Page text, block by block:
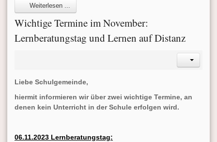
Weiterlesen ...
Wichtige Termine im November:
Lernberatungstag und Lernen auf Distanz
Liebe Schulgemeinde,
hiermit informieren wir über zwei wichtige Termine, an
denen kein Unterricht in der Schule erfolgen wird.
06.11.2023 Lernberatungstag: